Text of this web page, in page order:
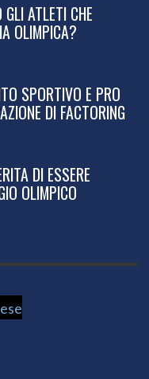
ATLETI CHE
OLIMPICA?
SPORTIVO E PRO
DI FACTORING
DI ESSERE
OLIMPICO